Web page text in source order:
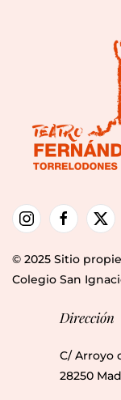
© 2025 Sitio
Colegio San
Dirección
C/ Arroyo
28250